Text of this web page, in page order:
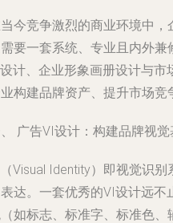
今竞争激烈的商业环境中
要一套系统、专业且内外
计、企业形象画册设计与市
构建品牌资产、提升市场竞
广告VI设计：构建品牌视觉
Visual Identity）即视觉识
达。一套优秀的VI设计远
如标志、标准字、标准色